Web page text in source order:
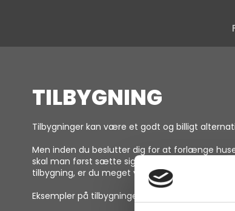
TILBYGNING
Tilbygninger kan være et godt og billigt
Men inden du beslutter dig for at forlænge
skal man først sætte sig nøje ind i lokalplanen
tilbygning, er du meget velkommen til at
Eksempler på tilbygninger: